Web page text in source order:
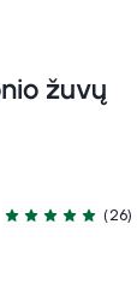
žuvų
Įvertinimas 4.8
(26)